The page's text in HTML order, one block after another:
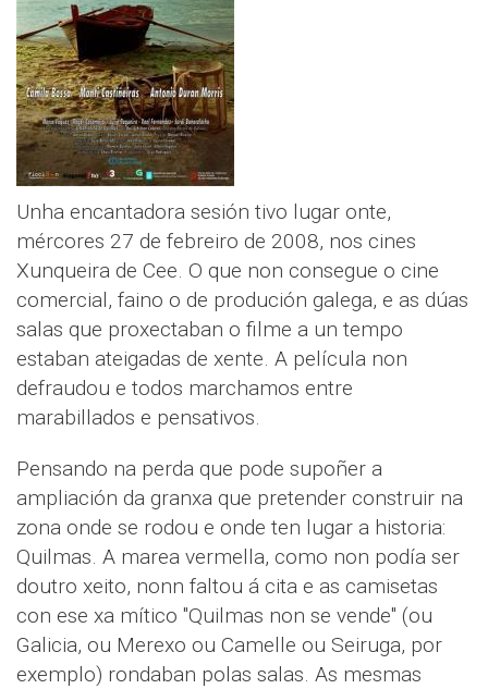
Unha encantadora sesión tivo lugar onte,
mércores 27 de febreiro de 2008, nos cines
Xunqueira de Cee. O que non consegue o cine
comercial, faino o de produción galega, e as dúas
salas que proxectaban o filme a un tempo
estaban ateigadas de xente. A película non
defraudou e todos marchamos entre
marabillados e pensativos.
Pensando na perda que pode supoñer a
ampliación da granxa que pretender construir na
zona onde se rodou e onde ten lugar a historia:
Quilmas. A marea vermella, como non podía ser
doutro xeito, nonn faltou á cita e as camisetas
con ese xa mítico "Quilmas non se vende" (ou
Galicia, ou Merexo ou Camelle ou Seiruga, por
exemplo) rondaban polas salas. As mesmas